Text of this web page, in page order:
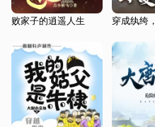
败家子的逍遥人生